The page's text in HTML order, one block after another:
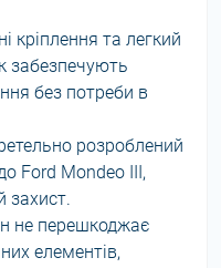
кріплення та легкий
забезпечують
без потреби в
розроблений
Ford Mondeo III,
захист.
не перешкоджає
елементів,